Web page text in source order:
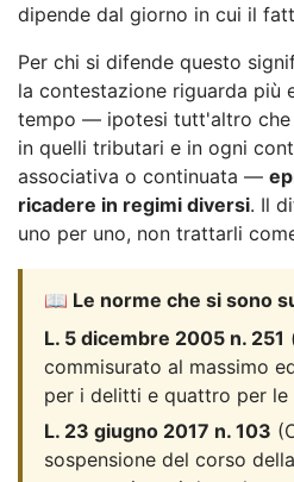
dipende dal giorno in cui il
Per chi si difende questo
la contestazione riguarda più
tempo — ipotesi tutt'altro che
in quelli tributari e in ogni
associativa o continuata —
ricadere in regimi diversi. Il
uno per uno, non trattarli
📖 Le norme che si sono
L. 5 dicembre 2005 n. 251
commisurato al massimo
per i delitti e quattro per le
L. 23 giugno 2017 n. 103
sospensione del corso